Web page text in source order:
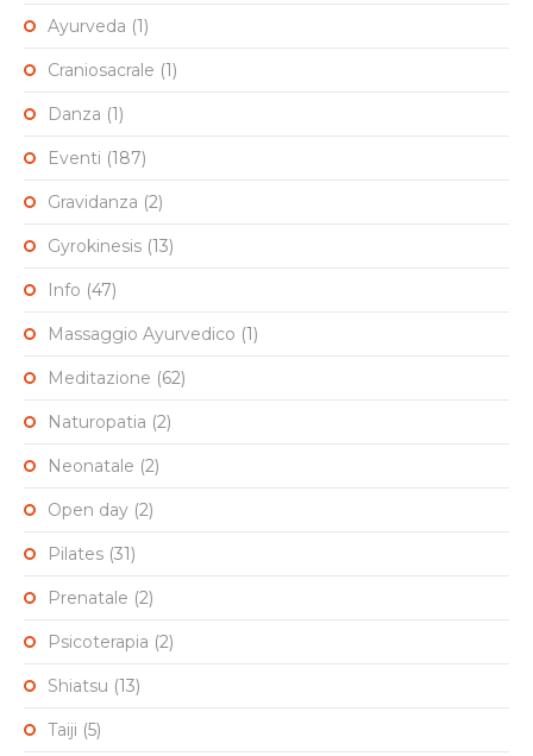
Ayurveda (1)
Craniosacrale (1)
Danza (1)
Eventi (187)
Gravidanza (2)
Gyrokinesis (13)
Info (47)
Massaggio Ayurvedico (1)
Meditazione (62)
Naturopatia (2)
Neonatale (2)
Open day (2)
Pilates (31)
Prenatale (2)
Psicoterapia (2)
Shiatsu (13)
Taiji (5)